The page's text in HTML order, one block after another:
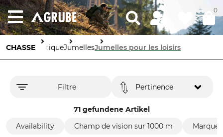
0
CHASSE OptiqueJumellesJumelles pour les loisirs
Filtre
71 gefundene Artikel
Pertinence
Availability Champ de vision sur 1000 m Marque